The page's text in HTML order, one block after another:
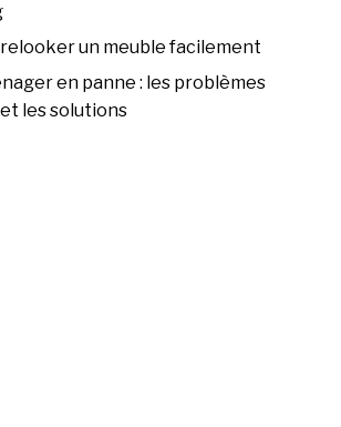
un meuble facilement
en panne : les problèmes
les solutions